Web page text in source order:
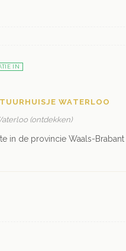
IN
WATERLOO
(ontdekken)
in de provincie Waals-